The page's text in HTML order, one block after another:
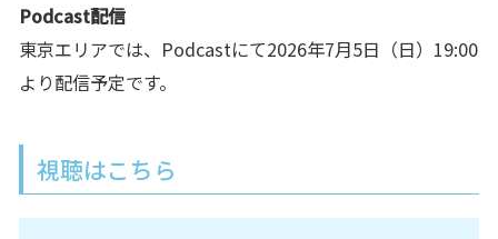
Podcast配信
東京エリアでは、Podcastにて2026年7月5日（日）19:00
より配信予定です。
視聴はこちら